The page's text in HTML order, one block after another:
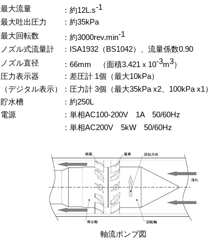
最大流量
：約12L.s-1
最大吐出圧力
：約35kPa
最大回転数
：約3000rev.min-1
ノズル式流量計
：ISA1932（BS1042）、流量係数0.90
ノズル直径
：66mm （面積3.421ｘ10-3m3）
圧力表示器
：差圧計 1個（最大10kPa）
（デジタル表示）
：圧力計 3個（最大35kPa x2、100kPa x1）
貯水槽
：約250L
電源
：単相AC100-200V 1A50/60Hz
：単相AC200V 5kW 50/60Hz
軸流ポンプ図